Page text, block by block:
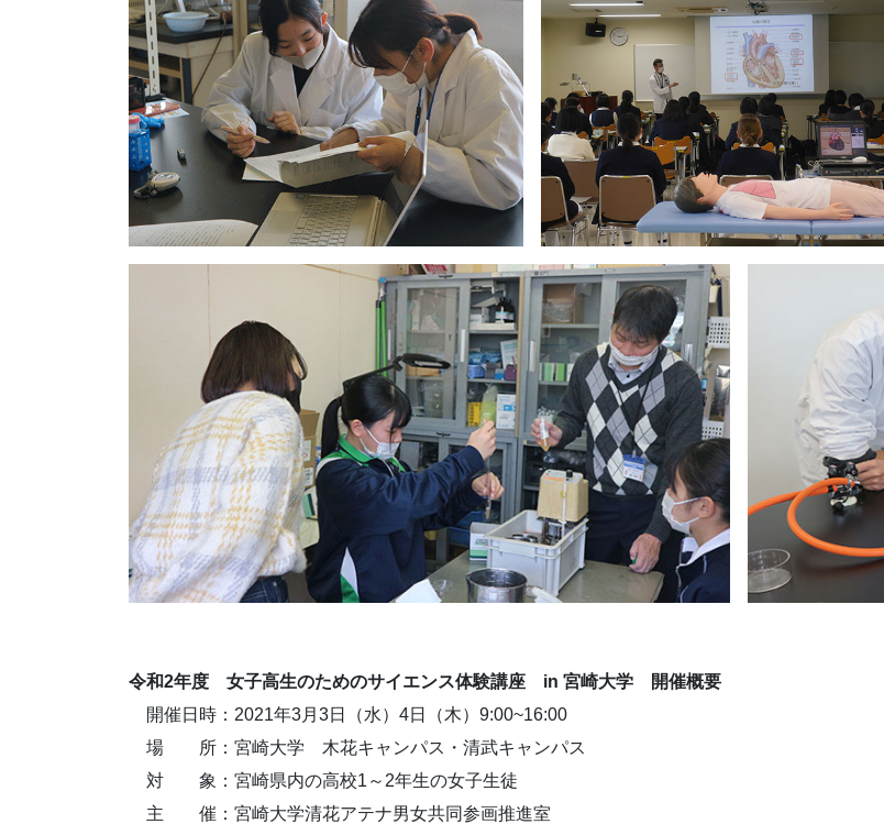
令和2年度 女子高生のためのサイエンス体験講座 in 宮崎大学 開催概要
開催日時：2021年3月3日（水）4日（木）9:00~16:00
場 所：宮崎大学 木花キャンパス・清武キャンパス
対 象：宮崎県内の高校1～2年生の女子生徒
主 催：宮崎大学清花アテナ男女共同参画推進室